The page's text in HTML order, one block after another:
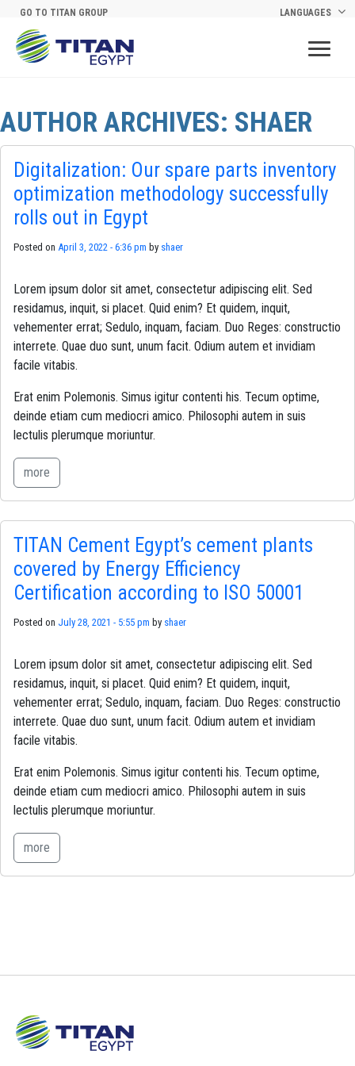
Skip to main content
GO TO TITAN GROUP LANGUAGES
AUTHOR ARCHIVES: SHAER
Digitalization: Our spare parts inventory
optimization methodology successfully
rolls out in Egypt
Posted on April 3, 2022 - 6:36 pm by shaer
Lorem ipsum dolor sit amet, consectetur adipiscing elit. Sed
residamus, inquit, si placet. Quid enim? Et quidem, inquit,
vehementer errat; Sedulo, inquam, faciam. Duo Reges: constructio
interrete. Quae duo sunt, unum facit. Odium autem et invidiam
facile vitabis.
Erat enim Polemonis. Simus igitur contenti his. Tecum optime,
deinde etiam cum mediocri amico. Philosophi autem in suis
lectulis plerumque moriuntur.
more
TITAN Cement Egypt’s cement plants
covered by Energy Efficiency
Certification according to ISO 50001
Posted on July 28, 2021 - 5:55 pm by shaer
Lorem ipsum dolor sit amet, consectetur adipiscing elit. Sed
residamus, inquit, si placet. Quid enim? Et quidem, inquit,
vehementer errat; Sedulo, inquam, faciam. Duo Reges: constructio
interrete. Quae duo sunt, unum facit. Odium autem et invidiam
facile vitabis.
Erat enim Polemonis. Simus igitur contenti his. Tecum optime,
deinde etiam cum mediocri amico. Philosophi autem in suis
lectulis plerumque moriuntur.
more